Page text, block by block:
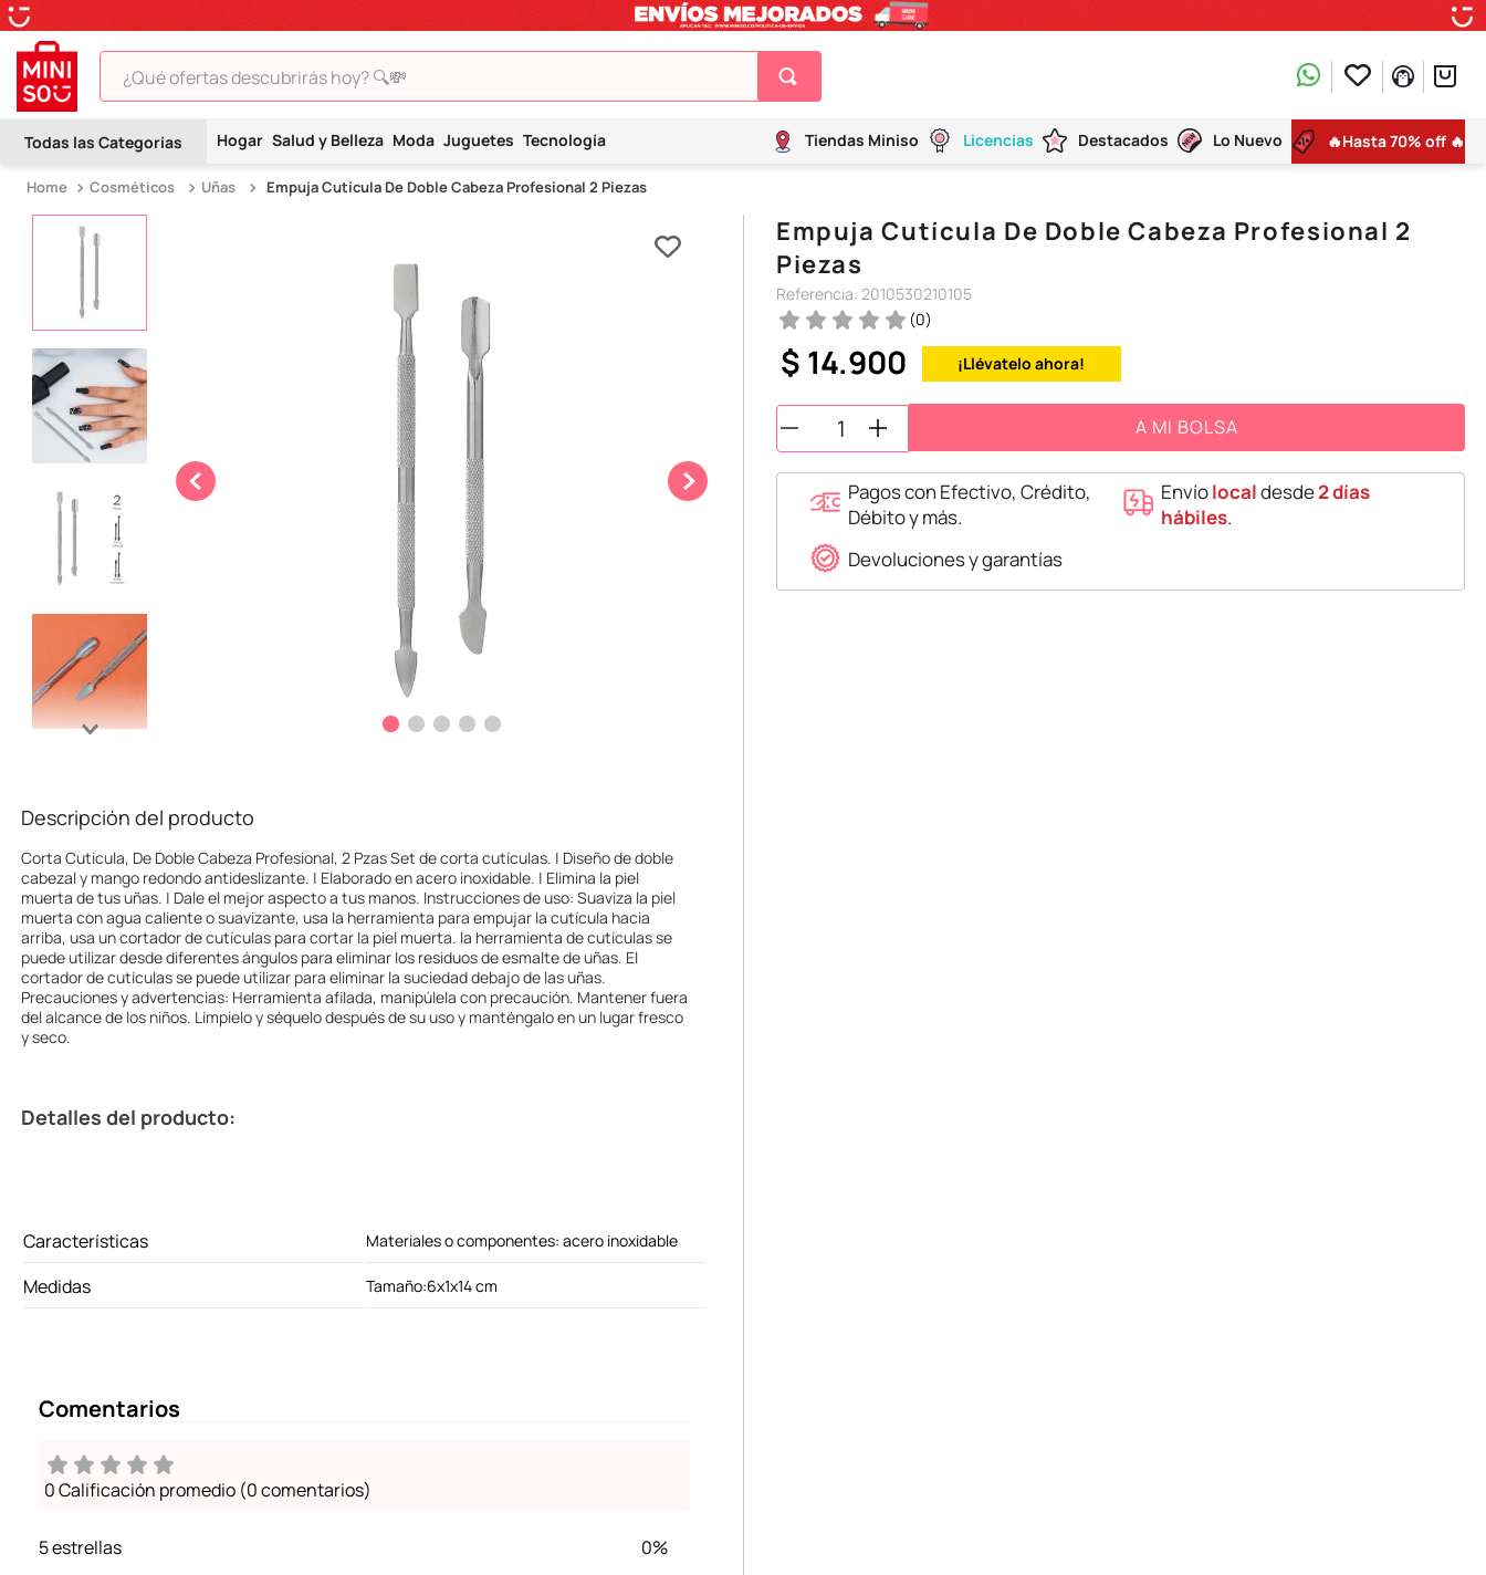
¿Qué ofertas descubrirás hoy? 🔍💸
Hogar Salud y Belleza Moda Juguetes Tecnología Tiendas Miniso Licencias Destacados Lo Nuevo 🔥Hasta 70% off 🔥
Cosméticos Uñas Empuja Cutícula De Doble Cabeza Profesional 2 Piezas
Descripción del producto
Corta Cuticula, De Doble Cabeza Profesional, 2 Pzas Set de corta cutículas. | Diseño de doble
cabezal y mango redondo antideslizante. | Elaborado en acero inoxidable. | Elimina la piel
muerta de tus uñas. | Dale el mejor aspecto a tus manos. Instrucciones de uso: Suaviza la piel
muerta con agua caliente o suavizante, usa la herramienta para empujar la cutícula hacia
arriba, usa un cortador de cutículas para cortar la piel muerta. la herramienta de cutículas se
puede utilizar desde diferentes ángulos para eliminar los residuos de esmalte de uñas. El
cortador de cutículas se puede utilizar para eliminar la suciedad debajo de las uñas.
Precauciones y advertencias: Herramienta afilada, manipúlela con precaución. Mantener fuera
del alcance de los niños. Límpielo y séquelo después de su uso y manténgalo en un lugar fresco
y seco.
Detalles del producto:
Características Materiales o componentes: acero inoxidable
Medidas Tamaño:6x1x14 cm
Comentarios
0 Calificación promedio (0 comentarios)
5 estrellas 0%
Empuja Cutícula De Doble Cabeza Profesional 2
Piezas
Referencia: 2010530210105
(0)
$ 14.900 ¡Llévatelo ahora!
A MI BOLSA
Pagos con Efectivo, Crédito,
Débito y más.
Envíolocaldesde2 días
hábiles.
Devoluciones y garantías
TÉRMINOS MÁS BUSCADOS
2
hello kitty
9.
llaveros
.